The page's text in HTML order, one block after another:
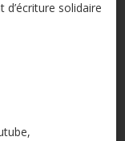
solidaire